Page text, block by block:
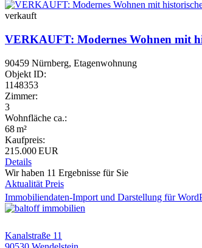
verkauft
VERKAUFT: Modernes Wohnen mit
90459 Nürnberg, Etagenwohnung
Objekt ID:
1148353
Zimmer:
3
Wohnfläche ca.:
68 m²
Kaufpreis:
215.000 EUR
Details
Wir haben 11 Ergebnisse für Sie
Aktualität Preis
Immobiliendaten-Import und Darstellung für
Kanalstraße 11